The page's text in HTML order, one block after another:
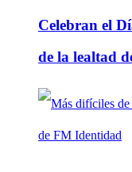
Celebran el
de la lealtad